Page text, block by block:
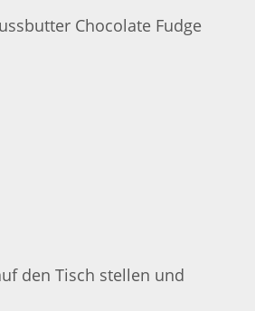
Chocolate Fudge
den Tisch stellen und